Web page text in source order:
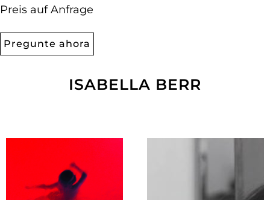
Preis auf Anfrage
Pregunte ahora
ISABELLA BERR